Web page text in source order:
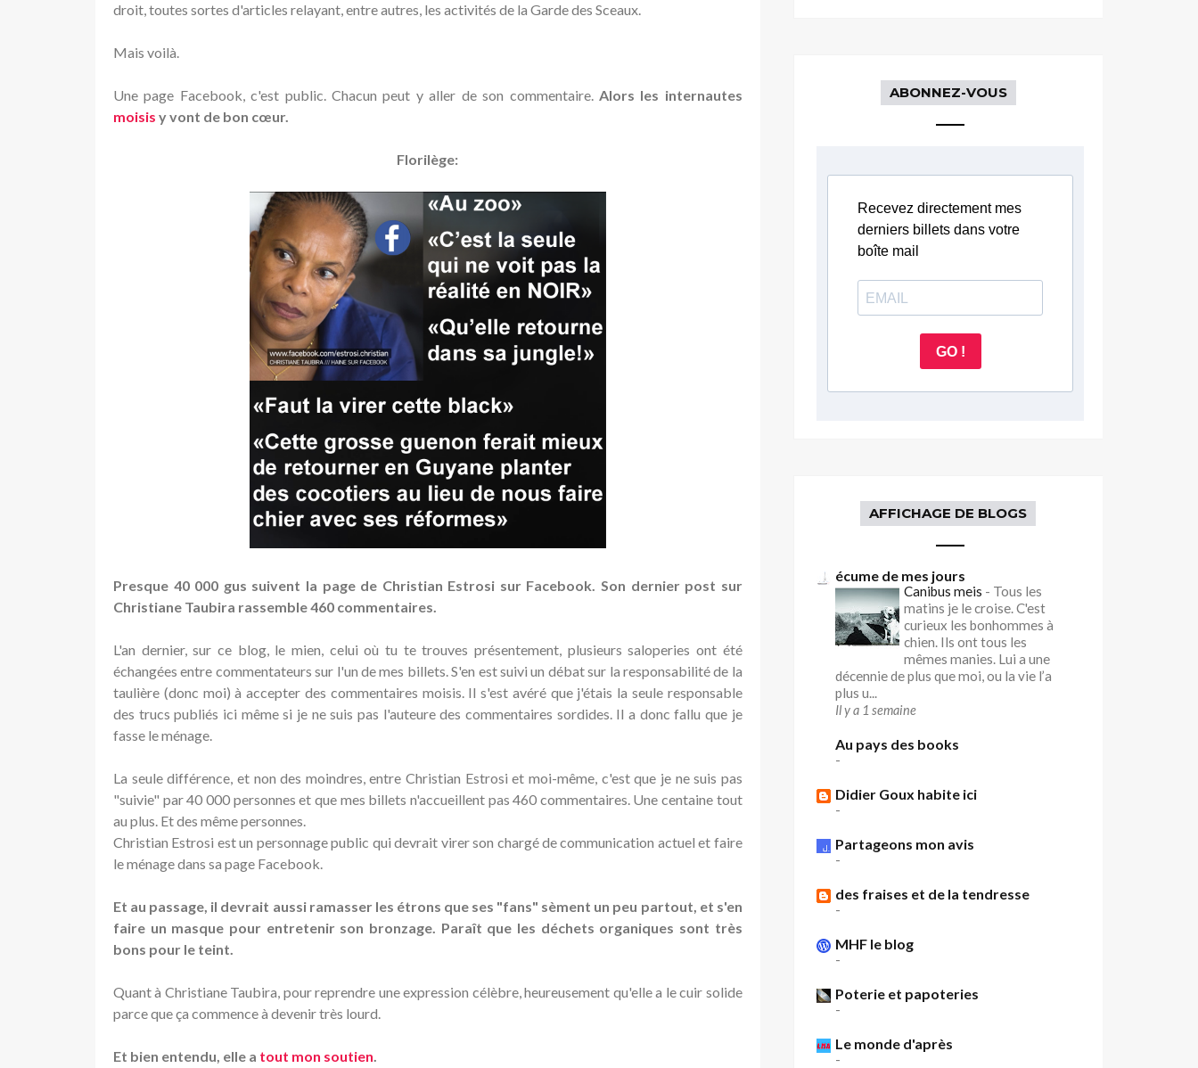
droit, toutes sortes d'articles relayant, entre autres, les activités de la Garde des Sceaux.
Mais voilà.
Une page Facebook, c'est public. Chacun peut y aller de son commentaire. Alors les internautes
moisis y vont de bon cœur.
Florilège:
Presque 40 000 gus suivent la page de Christian Estrosi sur Facebook. Son dernier post sur
Christiane Taubira rassemble 460 commentaires.
L'an dernier, sur ce blog, le mien, celui où tu te trouves présentement, plusieurs saloperies ont été
échangées entre commentateurs sur l'un de mes billets. S'en est suivi un débat sur la responsabilité de la
taulière (donc moi) à accepter des commentaires moisis. Il s'est avéré que j'étais la seule responsable
des trucs publiés ici même si je ne suis pas l'auteure des commentaires sordides. Il a donc fallu que je
fasse le ménage.
La seule différence, et non des moindres, entre Christian Estrosi et moi-même, c'est que je ne suis pas
"suivie" par 40 000 personnes et que mes billets n'accueillent pas 460 commentaires. Une centaine tout
au plus. Et des même personnes.
Christian Estrosi est un personnage public qui devrait virer son chargé de communication actuel et faire
le ménage dans sa page Facebook.
Et au passage, il devrait aussi ramasser les étrons que ses "fans" sèment un peu partout, et s'en
faire un masque pour entretenir son bronzage. Paraît que les déchets organiques sont très
bons pour le teint.
Quant à Christiane Taubira, pour reprendre une expression célèbre, heureusement qu'elle a le cuir solide
parce que ça commence à devenir très lourd.
Et bien entendu, elle a tout mon soutien.
ABONNEZ-VOUS
Recevez directement mes
derniers billets dans votre
boîte mail
GO !
AFFICHAGE DE BLOGS
écume de mes jours
Canibus meis - Tous les
matins je le croise. C'est
curieux les bonhommes à
chien. Ils ont tous les
mêmes manies. Lui a une
décennie de plus que moi, ou la vie l’a
plus u...
Il y a 1 semaine
Au pays des books
-
Didier Goux habite ici
-
Partageons mon avis
-
des fraises et de la tendresse
-
MHF le blog
-
Poterie et papoteries
-
Le monde d'après
-